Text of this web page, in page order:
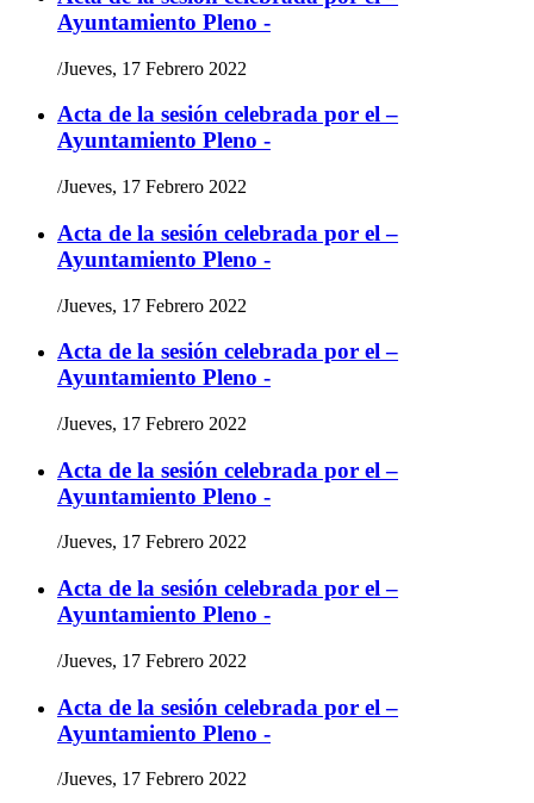
Ayuntamiento Pleno -
/Jueves, 17 Febrero 2022
Acta de la sesión celebrada por el –
Ayuntamiento Pleno -
/Jueves, 17 Febrero 2022
Acta de la sesión celebrada por el –
Ayuntamiento Pleno -
/Jueves, 17 Febrero 2022
Acta de la sesión celebrada por el –
Ayuntamiento Pleno -
/Jueves, 17 Febrero 2022
Acta de la sesión celebrada por el –
Ayuntamiento Pleno -
/Jueves, 17 Febrero 2022
Acta de la sesión celebrada por el –
Ayuntamiento Pleno -
/Jueves, 17 Febrero 2022
Acta de la sesión celebrada por el –
Ayuntamiento Pleno -
/Jueves, 17 Febrero 2022